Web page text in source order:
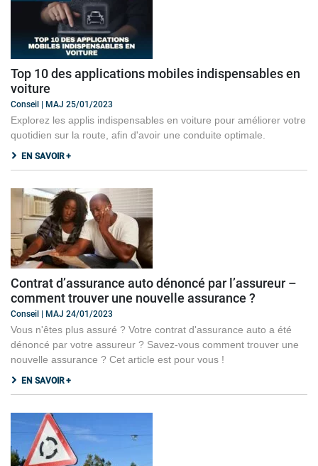
Top 10 des applications mobiles indispensables en
voiture
Conseil | MAJ 25/01/2023
Explorez les applis indispensables en voiture pour améliorer votre
quotidien sur la route, afin d'avoir une conduite optimale.
EN SAVOIR +
Contrat d’assurance auto dénoncé par l’assureur –
comment trouver une nouvelle assurance ?
Conseil | MAJ 24/01/2023
Vous n'êtes plus assuré ? Votre contrat d'assurance auto a été
dénoncé par votre assureur ? Savez-vous comment trouver une
nouvelle assurance ? Cet article est pour vous !
EN SAVOIR +